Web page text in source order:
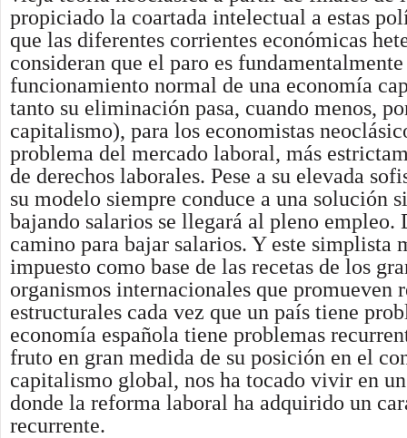
propiciado la coartada intelectual a estas
que las diferentes corrientes económicas
consideran que el paro es
funcionamiento normal de una economía
tanto su eliminación pasa, cuando menos,
capitalismo), para los economistas
problema del mercado laboral, más
de derechos laborales. Pese a su elevada
su modelo siempre conduce a una solución
bajando salarios se llegará al pleno empleo.
camino para bajar salarios. Y este simplista
impuesto como base de las recetas de los
organismos internacionales que promueven
estructurales cada vez que un país tiene
economía española tiene problemas
fruto en gran medida de su posición en el
capitalismo global, nos ha tocado vivir en
donde la reforma laboral ha adquirido un
recurrente.